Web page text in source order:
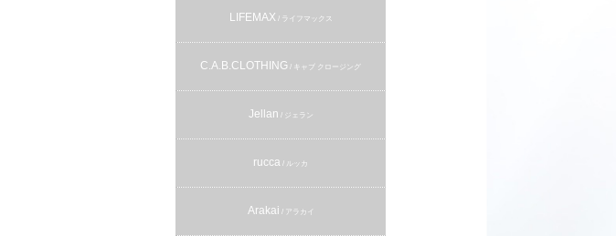
LIFEMAX / ライフマックス
C.A.B.CLOTHING / キャブ クロージング
Jellan / ジェラン
rucca / ルッカ
Arakai / アラカイ